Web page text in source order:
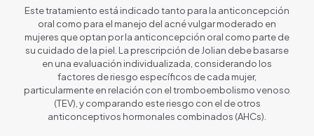
Este tratamiento está indicado tanto para la anticoncepción
oral como para el manejo del acné vulgar moderado en
mujeres que optan por la anticoncepción oral como parte de
su cuidado de la piel. La prescripción de Jolian debe basarse
en una evaluación individualizada, considerando los
factores de riesgo específicos de cada mujer,
particularmente en relación con el tromboembolismo venoso
(TEV), y comparando este riesgo con el de otros
anticonceptivos hormonales combinados (AHCs).